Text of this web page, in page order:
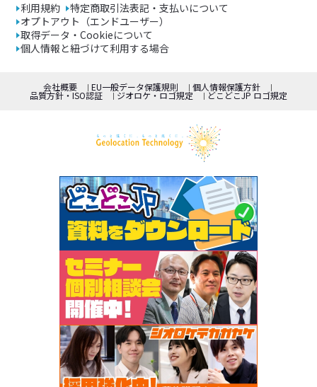
利用規約
特定商取引法表記・支払いについて
オプトアウト（エンドユーザー）
取得データ・Cookieについて
個人情報と紐づけて利用する場合
会社概要 EU一般データ保護規則 個人情報保護方針
品質方針・ISO認証 ジオロケ・ロゴ規定 どこどこJP ロゴ規定